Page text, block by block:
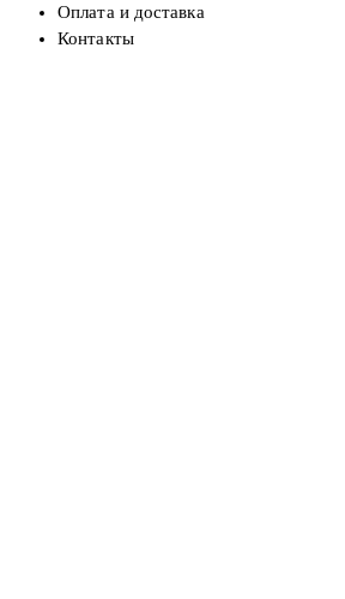
Оплата и доставка
Контакты